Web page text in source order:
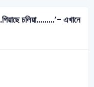
চলিয়া.........’- এখানে